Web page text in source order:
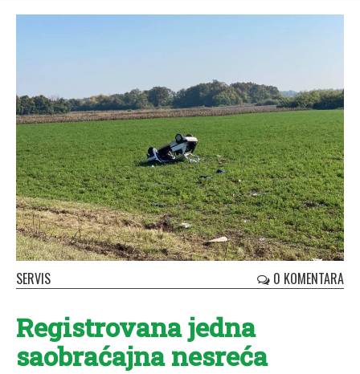
SERVIS 0 KOMENTARA
Registrovana jedna
saobraćajna nesreća